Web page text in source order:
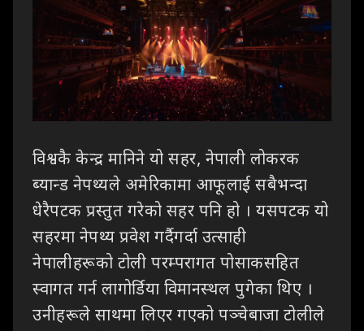
विश्वकै केन्द्र मानिने यो सहर, नेपाली लोकरक
ब्यान्ड नेपथ्यले अमेरिकामा आफूलाई सबैभन्दा
धेरैपटक प्रस्तुत गरेको सहर पनि हो । यसपटक यो
सहरमा नेपथ्य प्रवेश गर्दैगर्दा उत्साही
नेपालीहरूको टोली परम्परागत पोसाकसहित
स्वागत गर्न लागोर्डिया विमानस्थल पुगेका थिए ।
उनीहरूले साथमा लिएर गएको पञ्चेबाजा टोलीले